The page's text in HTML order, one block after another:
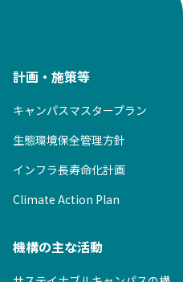
計画・施策等
キャンパスマスタープラン
生態環境保全管理方針
インフラ長寿命化計画
Climate Action Plan
機構の主な活動